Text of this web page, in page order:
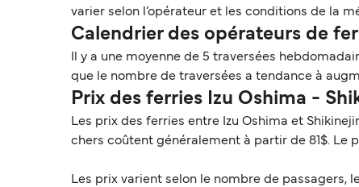
varier selon l’opérateur et les conditions de la
Calendrier des opérateurs de
Il y a une moyenne de 5 traversées
que le nombre de traversées a tendance à
Prix des ferries Izu Oshima -
Les prix des ferries entre Izu Oshima et
chers coûtent généralement à partir de 81$. Le
Les prix varient selon le nombre de passagers,